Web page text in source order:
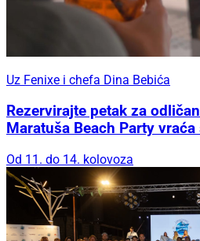
Uz Fenixe i chefa Dina Bebića
Rezervirajte petak za
Maratuša Beach Party
Od 11. do 14. kolovoza